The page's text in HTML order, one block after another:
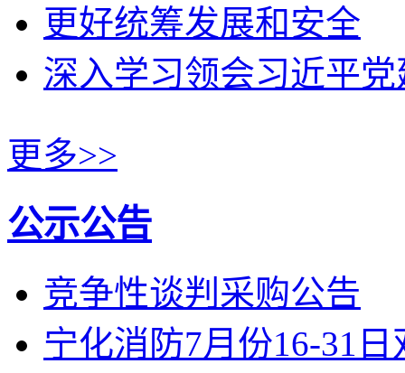
更好统筹发展和安全
深入学习领会习近平
更多>>
公示公告
竞争性谈判采购公告
宁化消防7月份16-31